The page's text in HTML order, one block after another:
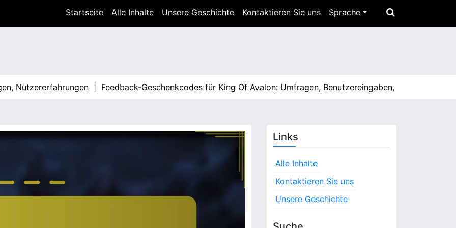
Startseite Alle Inhalte Unsere Geschichte Kontaktieren Sie uns Sprache
|Feedback-Geschenkcodes für King Of Avalon: Umfragen, Benutzereingaben, Belohnungen
Links
Alle Inhalte
Kontaktieren Sie uns
Unsere Geschichte